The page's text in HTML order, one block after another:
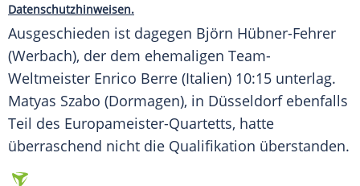
Datenschutzhinweisen.
Ausgeschieden ist dagegen Björn Hübner-Fehrer
(Werbach), der dem ehemaligen Team-
Weltmeister Enrico Berre (Italien) 10:15 unterlag.
Matyas Szabo (Dormagen), in Düsseldorf ebenfalls
Teil des Europameister-Quartetts, hatte
überraschend nicht die Qualifikation überstanden.